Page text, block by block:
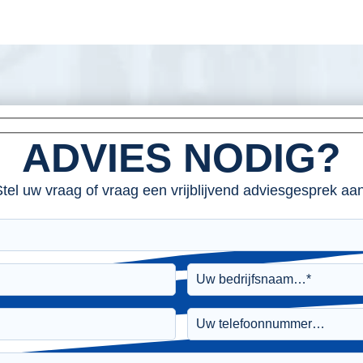
ADVIES NODIG?
uw vraag of vraag een vrijblijvend adviesgesprek